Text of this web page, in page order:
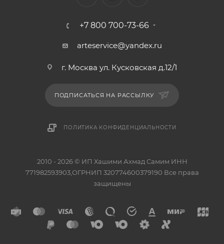
+7 800 700-73-66
arteservice@yandex.ru
г. Москва ул. Кусковская д.12/1
ПОДПИСАТЬСЯ НА РАССЫЛКУ
ПОЛИТИКА КОНФИДЕНЦИАЛЬНОСТИ
2010 - 2026 © ИП Хашими Ахмад Самим ИНН
771982593903,ОГРНИП 320774600379190 Все права
защищены